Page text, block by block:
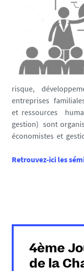
risque,
entreprises
et ressources
gestion) sont
économistes et
Retrouvez-ici les
4ème
de la